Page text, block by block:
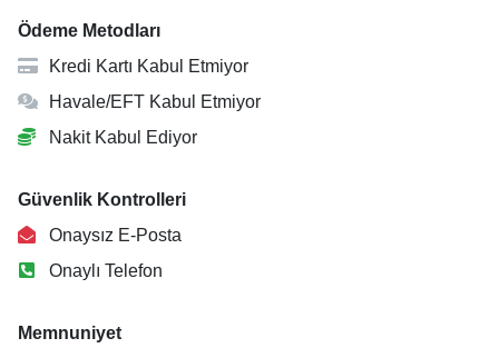
Ödeme Metodları
Kredi Kartı Kabul Etmiyor
Havale/EFT Kabul Etmiyor
Nakit Kabul Ediyor
Güvenlik Kontrolleri
Onaysız E-Posta
Onaylı Telefon
Memnuniyet